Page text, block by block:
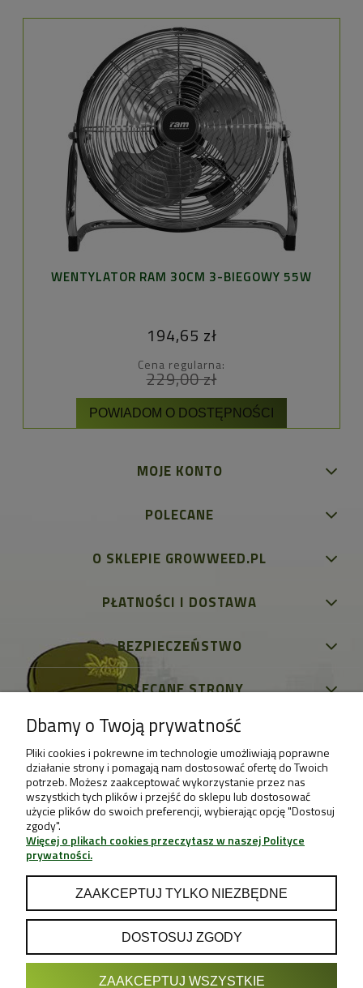
WENTYLATOR RAM 30CM 3-BIEGOWY 55W
194,65 zł
Cena regularna:
229,00 zł
POWIADOM O DOSTĘPNOŚCI
MOJE KONTO
POLECANE
O SKLEPIE GROWWEED.PL
PŁATNOŚCI I DOSTAWA
BEZPIECZEŃSTWO
POLECANE STRONY
POKAŻ PEŁNĄ WERSJĘ STRONY
Dbamy o Twoją prywatność
Pliki cookies i pokrewne im technologie umożliwiają poprawne
działanie strony i pomagają nam dostosować ofertę do Twoich
potrzeb. Możesz zaakceptować wykorzystanie przez nas
wszystkich tych plików i przejść do sklepu lub dostosować
użycie plików do swoich preferencji, wybierając opcję "Dostosuj
zgody".
Więcej o plikach cookies przeczytasz w naszej Polityce
prywatności.
ZAAKCEPTUJ TYLKO NIEZBĘDNE
DOSTOSUJ ZGODY
ZAAKCEPTUJ WSZYSTKIE